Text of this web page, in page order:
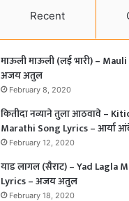
Recent
माऊली माऊली (लई भारी) –
अजय अतुल
February 8, 2020
कितीदा नव्याने तुला आठवावे –
Marathi Song Lyrics – आर्या
February 12, 2020
याड लागल (सैराट) – Yad Lagla
Lyrics – अजय अतुल
February 18, 2020